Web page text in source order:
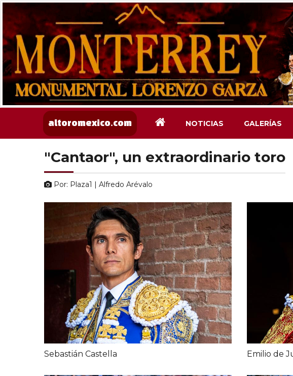
altoromexico.com NOTICIAS GALERÍAS
"Cantaor", un extraordinario toro
Por: Plaza1 | Alfredo Arévalo
Sebastián Castella Emilio de